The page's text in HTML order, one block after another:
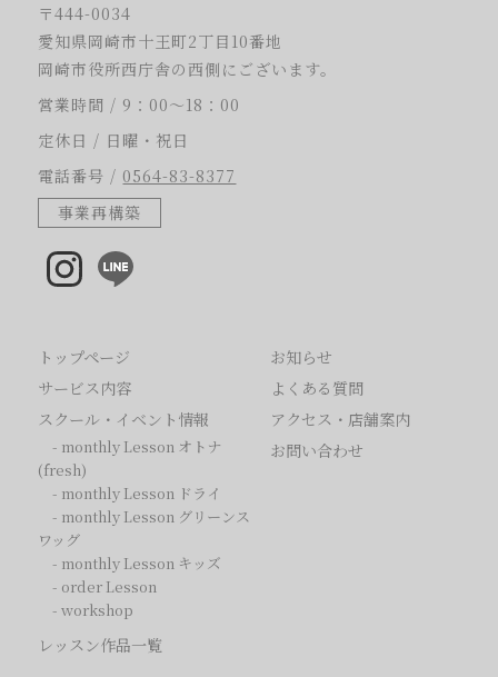
〒444-0034
愛知県岡崎市十王町2丁目10番地
岡崎市役所西庁舎の西側にございます。
営業時間 / 9：00～18：00
定休日 / 日曜・祝日
電話番号 / 0564-83-8377
事業再構築
トップページ
サービス内容
スクール・イベント情報
- monthly Lesson オトナ
(fresh)
- monthly Lesson ドライ
- monthly Lesson グリーンス
ワッグ
- monthly Lesson キッズ
- order Lesson
-workshop
レッスン作品一覧
お知らせ
よくある質問
アクセス・店舗案内
お問い合わせ